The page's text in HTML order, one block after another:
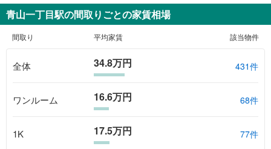
青山一丁目駅の間取りごとの家賃相場
間取り 平均家賃 該当物件
全体 34.8万円 431件
ワンルーム 16.6万円 68件
1K 17.5万円 77件